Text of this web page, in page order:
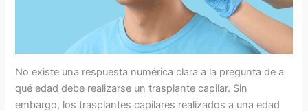
No existe una respuesta numérica clara a la pregunta de a
qué edad debe realizarse un trasplante capilar. Sin
embargo, los trasplantes capilares realizados a una edad